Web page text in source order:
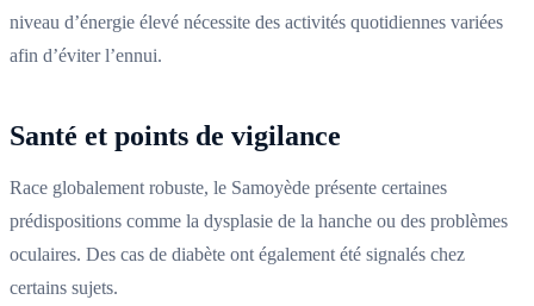
niveau d’énergie élevé nécessite des activités quotidiennes variées
afin d’éviter l’ennui.
Santé et points de vigilance
Race globalement robuste, le Samoyède présente certaines
prédispositions comme la dysplasie de la hanche ou des problèmes
oculaires. Des cas de diabète ont également été signalés chez
certains sujets.